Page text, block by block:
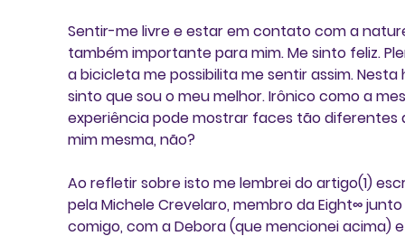
Sentir-me livre e estar em contato com a
também importante para mim. Me sinto feliz.
a bicicleta me possibilita me sentir assim. Nesta
sinto que sou o meu melhor. Irônico como a
experiência pode mostrar faces tão diferentes
mim mesma, não?
Ao refletir sobre isto me lembrei do artigo(1)
pela Michele Crevelaro, membro da Eight∞ junto
comigo, com a Debora (que mencionei acima)